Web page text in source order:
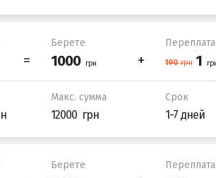
Берете Переплата
Макс. сумма
12000
Срок
1-7 дней
Берете Переплата